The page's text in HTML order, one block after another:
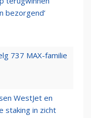
bezorgend’
737 MAX-familie
WestJet en
staking in zicht